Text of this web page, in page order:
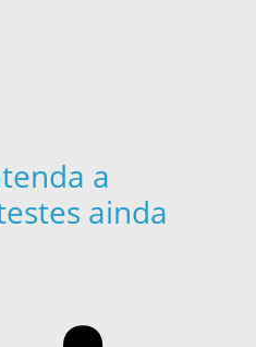
a
ainda